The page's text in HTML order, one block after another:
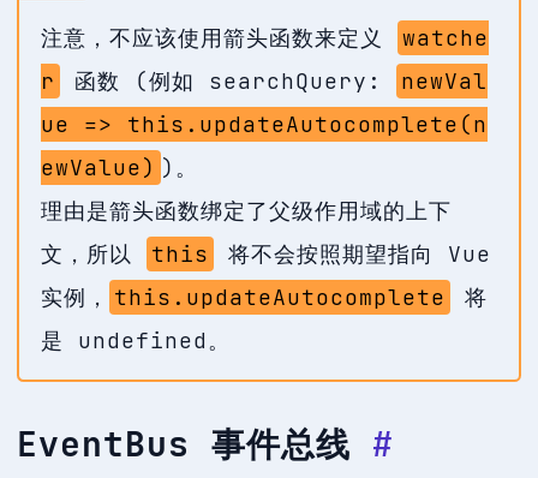
注意，不应该使用箭头函数来定义
watche
r
函数 (例如 searchQuery:
newVal
ue => this.updateAutocomplete(n
ewValue) )。
理由是箭头函数绑定了父级作用域的上下
文，所以
this
将不会按照期望指向 Vue
实例， this.updateAutocomplete
将
是 undefined。
EventBus 事件总线 #